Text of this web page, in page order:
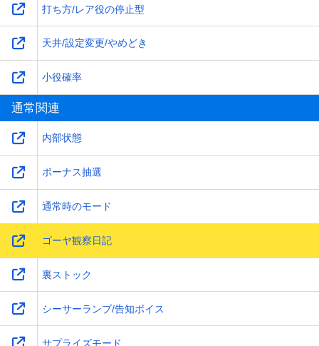
打ち方/レア役の停止型
天井/設定変更/やめどき
小役確率
通常関連
内部状態
ボーナス抽選
通常時のモード
ゴーヤ観察日記
裏ストック
シーサーランプ/告知ボイス
サプライズモード